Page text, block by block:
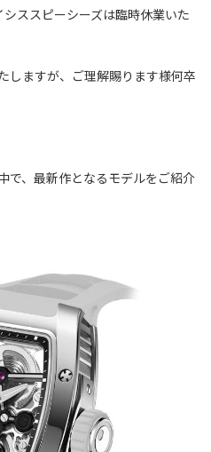
ススピーシーズは臨時休業いた
しますが、ご理解賜ります様何卒
で、最新作となるモデルをご紹介